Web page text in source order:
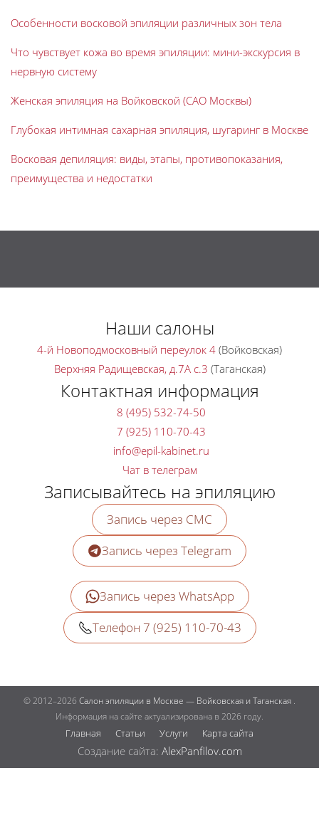
Особенности восковой эпиляции различных зон тела
Что чувствует кожа во время эпиляции: мини-экскурсия в
нервную систему
Женская эпиляция на Войковской (САО Москвы)
Глубокая интимная сахарная эпиляция, шугаринг в Москве
Восковая депиляция: виды, этапы, противопоказания,
преимущества и недостатки
Наши салоны
4-й Новоподмосковный переулок 4 (Войковская)
Верхняя Радищевская, д.7A с.3 (Таганская)
Контактная информация
8 (495) 532-74-50
7 (925) 110-70-43
Чат в телеграм
Записывайтесь на эпиляцию
Запись через СМС
Запись через Telegram
Запись через WhatsApp
Телефон 7 (925) 110-70-43
© 2012–2026 Салон эпиляции в Москве — Войковская и Таганская .
Информация на сайте актуализирована в 2026 году.
Главная Статьи Услуги Карта сайта
Создание сайта: AlexPanfilov.com